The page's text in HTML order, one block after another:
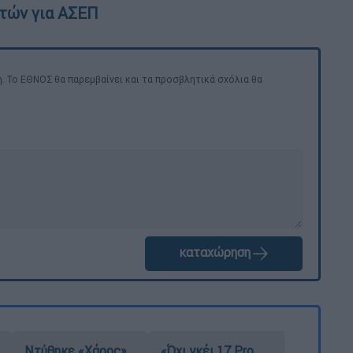
για ΑΣΕΠ
ΕΘΝΟΣ θα παρεμβαίνει και τα προσβλητικά σχόλια θα
καταχώρηση